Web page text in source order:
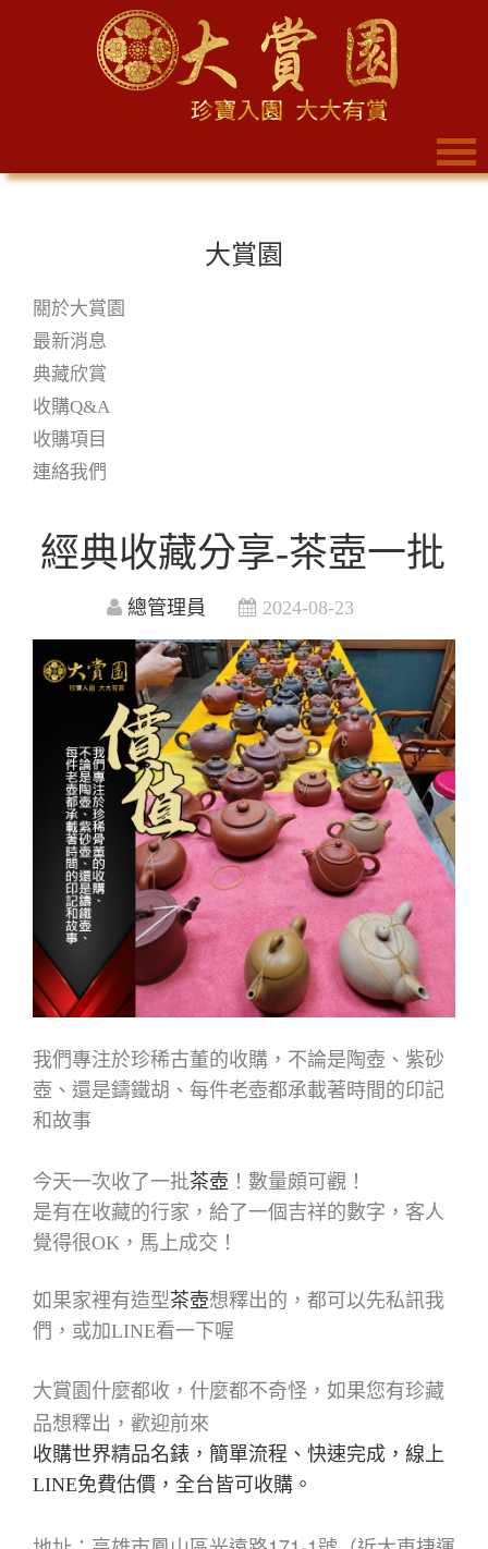
大賞園
關於大賞園
最新消息
典藏欣賞
收購Q&A
收購項目
連絡我們
經典收藏分享-茶壺一批
總管理員 2024-08-23
我們專注於珍稀古董的收購，不論是陶壺、紫砂
壺、還是鑄鐵胡、每件老壺都承載著時間的印記
和故事
今天一次收了一批茶壺 ！數量頗可觀！
是有在收藏的行家，給了一個吉祥的數字，客人
覺得很OK，馬上成交！
如果家裡有造型茶壺想釋出的，都可以先私訊我
們，或加LINE看一下喔
大賞園什麼都收，什麼都不奇怪，如果您有珍藏
品想釋出，歡迎前來
收購世界精品名錶，簡單流程、快速完成，線上
LINE免費估價，全台皆可收購。